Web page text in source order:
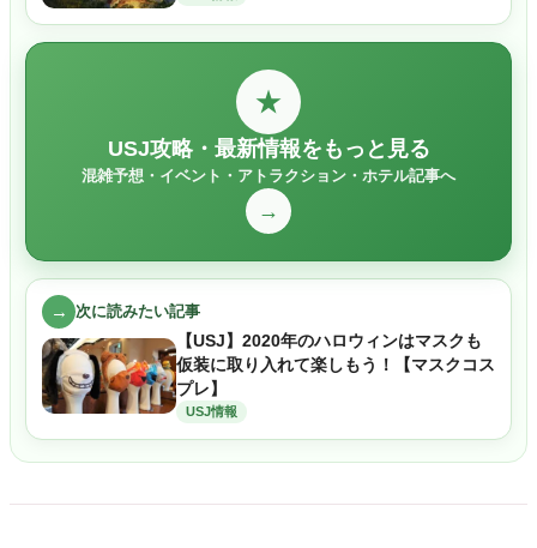
★
USJ攻略・最新情報をもっと見る
混雑予想・イベント・アトラクション・ホテル記事へ
→
→ 次に読みたい記事
【USJ】2020年のハロウィンはマスクも
仮装に取り入れて楽しもう！【マスクコス
プレ】
USJ情報